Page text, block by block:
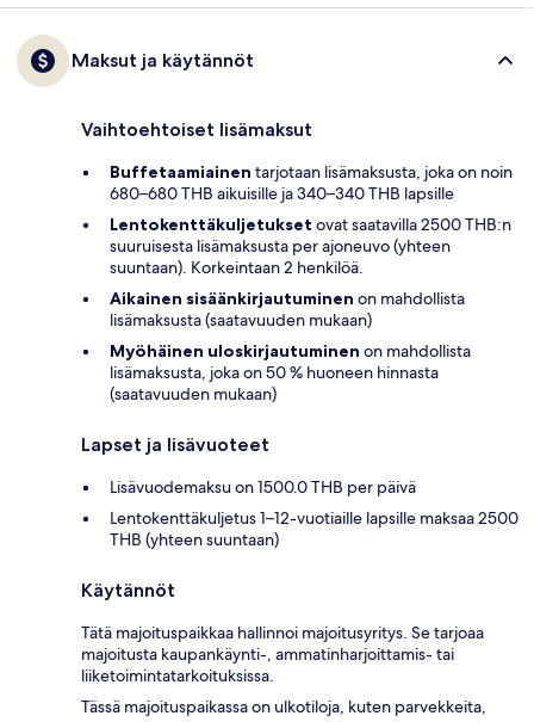
Maksut ja käytännöt
Vaihtoehtoiset lisämaksut
Buffetaamiainen tarjotaan lisämaksusta, joka on noin
680–680 THB aikuisille ja 340–340 THB lapsille
Lentokenttäkuljetukset ovat saatavilla 2500 THB:n
suuruisesta lisämaksusta per ajoneuvo (yhteen
suuntaan). Korkeintaan 2 henkilöä.
Aikainen sisäänkirjautuminen on mahdollista
lisämaksusta (saatavuuden mukaan)
Myöhäinen uloskirjautuminen on mahdollista
lisämaksusta, joka on 50 % huoneen hinnasta
(saatavuuden mukaan)
Lapset ja lisävuoteet
Lisävuodemaksu on 1500.0 THB per päivä
Lentokenttäkuljetus 1–12-vuotiaille lapsille maksaa 2500
THB (yhteen suuntaan)
Käytännöt
Tätä majoituspaikkaa hallinnoi majoitusyritys. Se tarjoaa
majoitusta kaupankäynti-, ammatinharjoittamis- tai
liiketoimintatarkoituksissa.
Tässä majoituspaikassa on ulkotiloja, kuten parvekkeita,